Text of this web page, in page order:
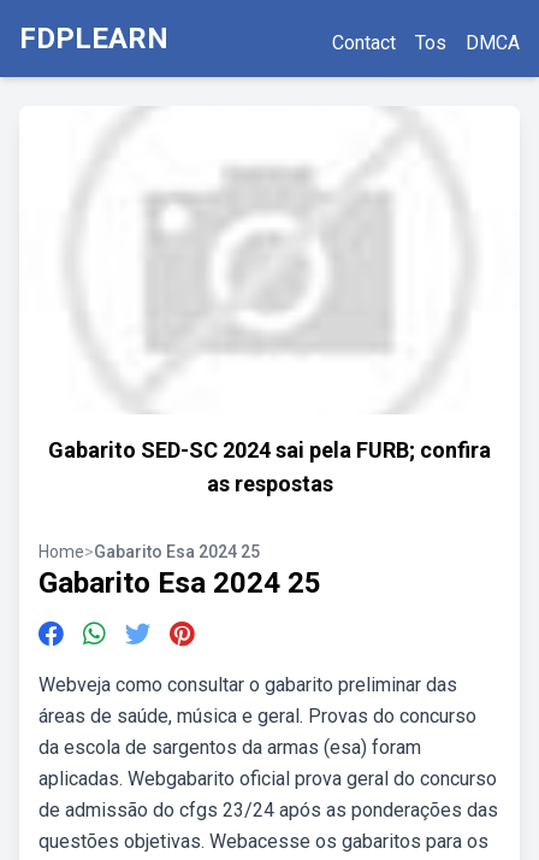
FDPLEARN Contact Tos DMCA
Gabarito SED-SC 2024 sai pela FURB; confira
as respostas
Home>Gabarito Esa 2024 25
Gabarito Esa 2024 25
Webveja como consultar o gabarito preliminar das
áreas de saúde, música e geral. Provas do concurso
da escola de sargentos da armas (esa) foram
aplicadas. Webgabarito oficial prova geral do concurso
de admissão do cfgs 23/24 após as ponderações das
questões objetivas. Webacesse os gabaritos para os